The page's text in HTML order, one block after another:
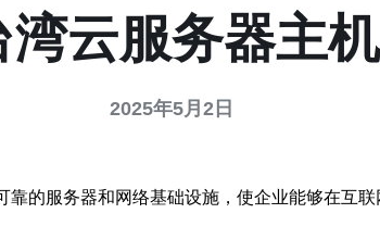
湾云服务器主
2025年5月2日
的服务器和网络基础设施，使企业能够在互